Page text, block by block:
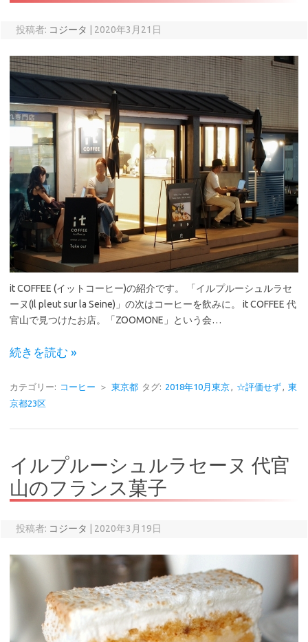
投稿者: コジータ 2020年3月21日
it COFFEE (イットコーヒー)の紹介です。 「イルプルーシュルラセ
ーヌ(Il pleut sur la Seine)」の次はコーヒーを飲みに。 it COFFEE 代
官山で見つけたお店。「ZOOMONE」という会…
続きを読む »
カテゴリー: コーヒー ＞ 東京都 タグ: 2018年10月東京 ☆評価せず
東
京都23区
イルプルーシュルラセーヌ 代官
山のフランス菓子
投稿者: コジータ 2020年3月19日